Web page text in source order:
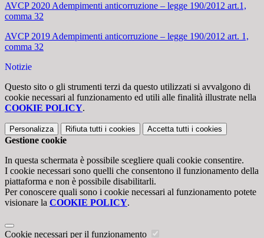
AVCP 2020 Adempimenti anticorruzione – legge 190/2012 art.1,
comma 32
AVCP 2019 Adempimenti anticorruzione – legge 190/2012 art. 1,
comma 32
Notizie
Questo sito o gli strumenti terzi da questo utilizzati si avvalgono di
cookie necessari al funzionamento ed utili alle finalità illustrate nella
COOKIE POLICY.
Personalizza Rifiuta tutti i cookies Accetta tutti i cookies
Gestione cookie
In questa schermata è possibile scegliere quali cookie consentire.
I cookie necessari sono quelli che consentono il funzionamento della
piattaforma e non è possibile disabilitarli.
Per conoscere quali sono i cookie necessari al funzionamento potete
visionare la COOKIE POLICY.
Cookie necessari per il funzionamento